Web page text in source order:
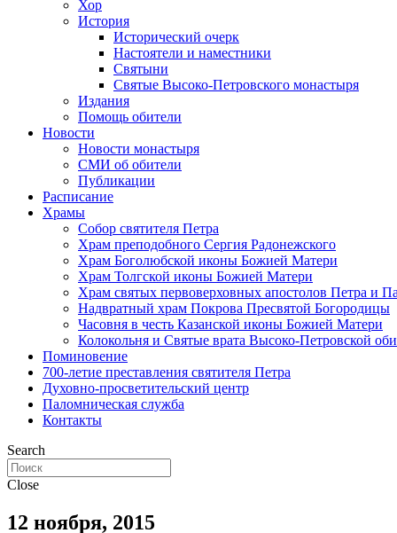
Хор
История
Исторический очерк
Настоятели и наместники
Святыни
Святые Высоко-Петровского монастыря
Издания
Помощь обители
Новости
Новости монастыря
СМИ об обители
Публикации
Расписание
Храмы
Собор святителя Петра
Храм преподобного Сергия Радонежского
Храм Боголюбской иконы Божией Матери
Храм Толгской иконы Божией Матери
Храм святых первоверховных апостолов Петра и
Надвратный храм Покрова Пресвятой Богородицы
Часовня в честь Казанской иконы Божией Матери
Колокольня и Святые врата Высоко-Петровской
Поминовение
700-летие преставления святителя Петра
Духовно-просветительский центр
Паломническая служба
Контакты
Search
Close
12 ноября, 2015